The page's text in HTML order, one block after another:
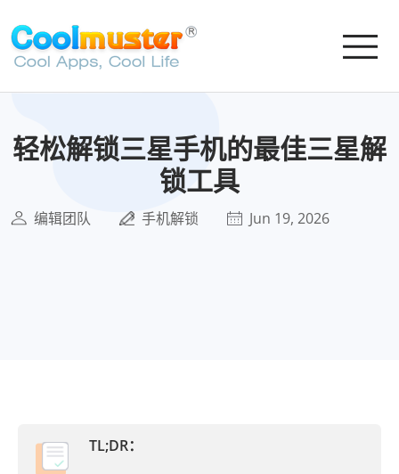
轻松解锁三星手机的最佳三星解
锁工具
编辑团队 手机解锁 Jun 19, 2026
TL;DR：